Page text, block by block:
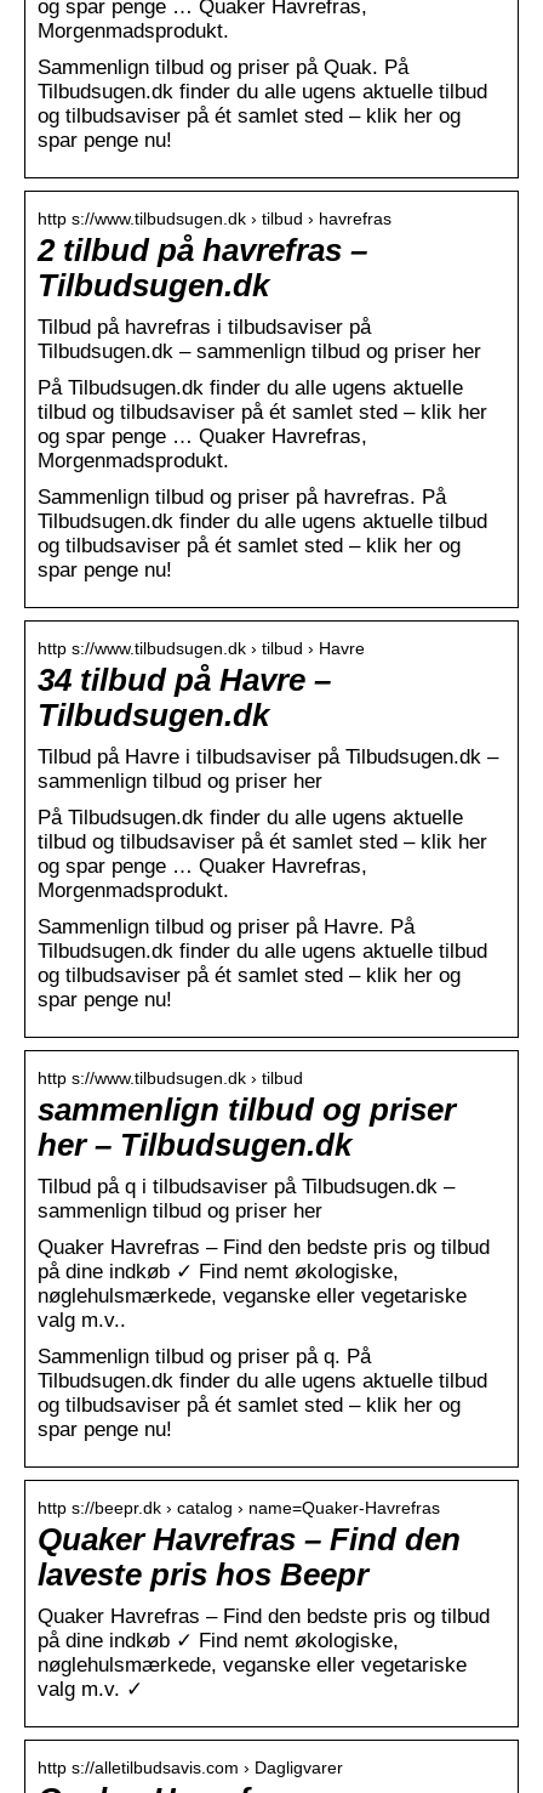
og spar penge … Quaker Havrefras,
Morgenmadsprodukt.
Sammenlign tilbud og priser på Quak. På
Tilbudsugen.dk finder du alle ugens aktuelle tilbud
og tilbudsaviser på ét samlet sted – klik her og
spar penge nu!
http s://www.tilbudsugen.dk › tilbud › havrefras
2 tilbud på havrefras –
Tilbudsugen.dk
Tilbud på havrefras i tilbudsaviser på
Tilbudsugen.dk – sammenlign tilbud og priser her
På Tilbudsugen.dk finder du alle ugens aktuelle
tilbud og tilbudsaviser på ét samlet sted – klik her
og spar penge … Quaker Havrefras,
Morgenmadsprodukt.
Sammenlign tilbud og priser på havrefras. På
Tilbudsugen.dk finder du alle ugens aktuelle tilbud
og tilbudsaviser på ét samlet sted – klik her og
spar penge nu!
http s://www.tilbudsugen.dk › tilbud › Havre
34 tilbud på Havre –
Tilbudsugen.dk
Tilbud på Havre i tilbudsaviser på Tilbudsugen.dk –
sammenlign tilbud og priser her
På Tilbudsugen.dk finder du alle ugens aktuelle
tilbud og tilbudsaviser på ét samlet sted – klik her
og spar penge … Quaker Havrefras,
Morgenmadsprodukt.
Sammenlign tilbud og priser på Havre. På
Tilbudsugen.dk finder du alle ugens aktuelle tilbud
og tilbudsaviser på ét samlet sted – klik her og
spar penge nu!
http s://www.tilbudsugen.dk › tilbud
sammenlign tilbud og priser
her – Tilbudsugen.dk
Tilbud på q i tilbudsaviser på Tilbudsugen.dk –
sammenlign tilbud og priser her
Quaker Havrefras – Find den bedste pris og tilbud
på dine indkøb ✓ Find nemt økologiske,
nøglehulsmærkede, veganske eller vegetariske
valg m.v..
Sammenlign tilbud og priser på q. På
Tilbudsugen.dk finder du alle ugens aktuelle tilbud
og tilbudsaviser på ét samlet sted – klik her og
spar penge nu!
http s://beepr.dk › catalog › name=Quaker-Havrefras
Quaker Havrefras – Find den
laveste pris hos Beepr
Quaker Havrefras – Find den bedste pris og tilbud
på dine indkøb ✓ Find nemt økologiske,
nøglehulsmærkede, veganske eller vegetariske
valg m.v. ✓
http s://alletilbudsavis.com › Dagligvarer